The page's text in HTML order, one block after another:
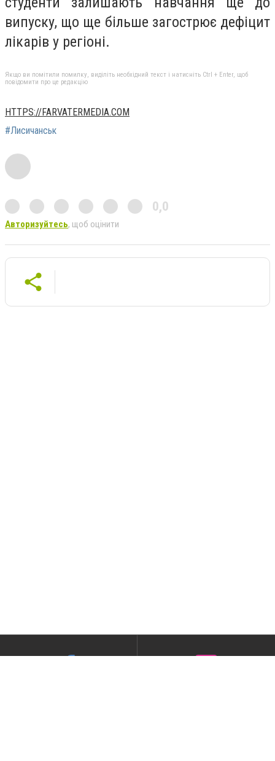
випуску, що ще більше загострює дефіцит
лікарів у регіоні.
Якщо ви помітили помилку, виділіть необхідний текст і натисніть Ctrl + Enter, щоб
повідомити про це редакцію
HTTPS://FARVATERMEDIA.COM
#Лисичанськ
0,0
Авторизуйтесь, щоб оцінити